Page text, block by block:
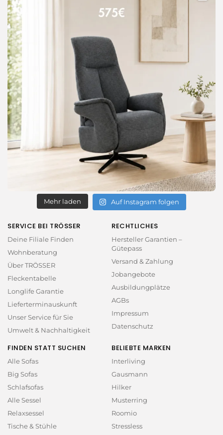
Mehr laden Auf Instagram folgen
SERVICE BEI TRÖSSER
Deine Filiale Finden
Wohnberatung
Über TRÖSSER
Fleckentabelle
Longlife Garantie
Lieferterminauskunft
Unser Service für Sie
Umwelt & Nachhaltigkeit
RECHTLICHES
Hersteller Garantien –
Gütepass
Versand & Zahlung
Jobangebote
Ausbildungplätze
AGBs
Impressum
Datenschutz
FINDEN STATT SUCHEN
Alle Sofas
Big Sofas
Schlafsofas
Alle Sessel
Relaxsessel
Tische & Stühle
BELIEBTE MARKEN
Interliving
Gausmann
Hilker
Musterring
Roomio
Stressless